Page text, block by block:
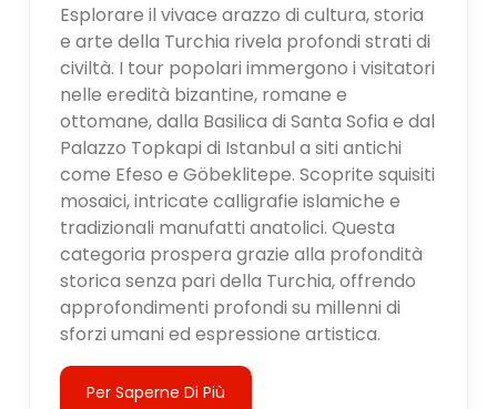
Esplorare il vivace arazzo di cultura, storia
e arte della Turchia rivela profondi strati di
civiltà. I tour popolari immergono i visitatori
nelle eredità bizantine, romane e
ottomane, dalla Basilica di Santa Sofia e dal
Palazzo Topkapi di Istanbul a siti antichi
come Efeso e Göbeklitepe. Scoprite squisiti
mosaici, intricate calligrafie islamiche e
tradizionali manufatti anatolici. Questa
categoria prospera grazie alla profondità
storica senza pari della Turchia, offrendo
approfondimenti profondi su millenni di
sforzi umani ed espressione artistica.
Per Saperne Di Più